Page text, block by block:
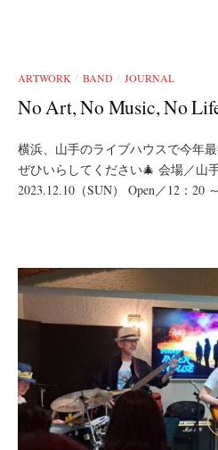
ARTWORK / BAND / JOURNAL
No Art, No Music, No
横浜、山手のライブハウスで今年
ぜひいらしてください🎄 会場／山
2023.12.10（SUN） Open／12：20